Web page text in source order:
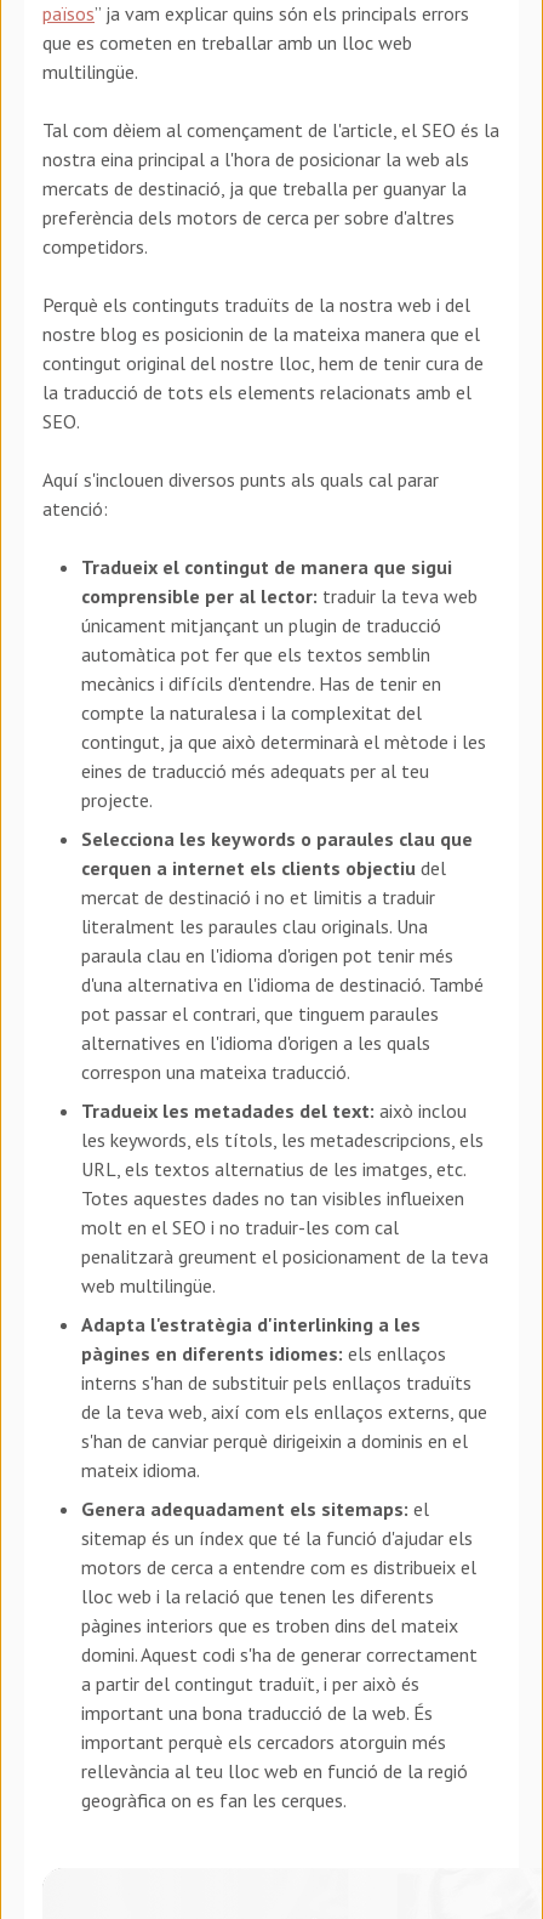
països” ja vam explicar quins són els principals errors
que es cometen en treballar amb un lloc web
multilingüe.
Tal com dèiem al començament de l'article, el SEO és la
nostra eina principal a l'hora de posicionar la web als
mercats de destinació, ja que treballa per guanyar la
preferència dels motors de cerca per sobre d'altres
competidors.
Perquè els continguts traduïts de la nostra web i del
nostre blog es posicionin de la mateixa manera que el
contingut original del nostre lloc, hem de tenir cura de
la traducció de tots els elements relacionats amb el
SEO.
Aquí s'inclouen diversos punts als quals cal parar
atenció:
Tradueix el contingut de manera que sigui
comprensible per al lector: traduir la teva web
únicament mitjançant un plugin de traducció
automàtica pot fer que els textos semblin
mecànics i difícils d'entendre. Has de tenir en
compte la naturalesa i la complexitat del
contingut, ja que això determinarà el mètode i les
eines de traducció més adequats per al teu
projecte.
Selecciona les keywords o paraules clau que
cerquen a internet els clients objectiu del
mercat de destinació i no et limitis a traduir
literalment les paraules clau originals. Una
paraula clau en l'idioma d'origen pot tenir més
d'una alternativa en l'idioma de destinació. També
pot passar el contrari, que tinguem paraules
alternatives en l'idioma d'origen a les quals
correspon una mateixa traducció.
Tradueix les metadades del text: això inclou
les keywords, els títols, les metadescripcions, els
URL, els textos alternatius de les imatges, etc.
Totes aquestes dades no tan visibles influeixen
molt en el SEO i no traduir-les com cal
penalitzarà greument el posicionament de la teva
web multilingüe.
Adapta l'estratègia d'interlinking a les
pàgines en diferents idiomes: els enllaços
interns s'han de substituir pels enllaços traduïts
de la teva web, així com els enllaços externs, que
s'han de canviar perquè dirigeixin a dominis en el
mateix idioma.
Genera adequadament els sitemaps: el
sitemap és un índex que té la funció d'ajudar els
motors de cerca a entendre com es distribueix el
lloc web i la relació que tenen les diferents
pàgines interiors que es troben dins del mateix
domini. Aquest codi s'ha de generar correctament
a partir del contingut traduït, i per això és
important una bona traducció de la web. És
important perquè els cercadors atorguin més
rellevància al teu lloc web en funció de la regió
geogràfica on es fan les cerques.